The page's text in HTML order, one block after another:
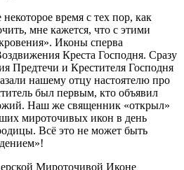
время с тех пор, как
мне кажется, что с этими
Иконы сперва
Креста Господня. Сразу
Предтечи и Крестителя Господня
нашему отцу настоятелю про
был первым, кто объявил
Наш же священник «открыл»
мироточивых икон в день
Всё это не может быть
Мироточивой Иконе